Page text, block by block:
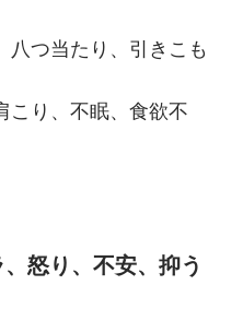
八つ当たり、引きこも
こり、不眠、食欲不
怒り、不安、抑う